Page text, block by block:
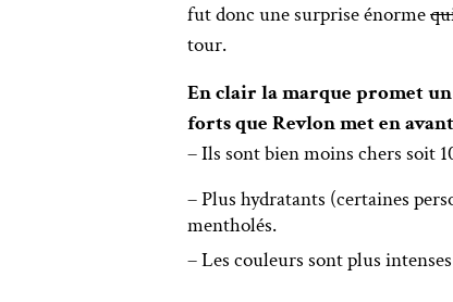
fut donc une surprise énorme
tour.
En clair la marque promet
forts que Revlon met en
– Ils sont bien moins chers soit
– Plus hydratants (certaines
mentholés.
– Les couleurs sont plus